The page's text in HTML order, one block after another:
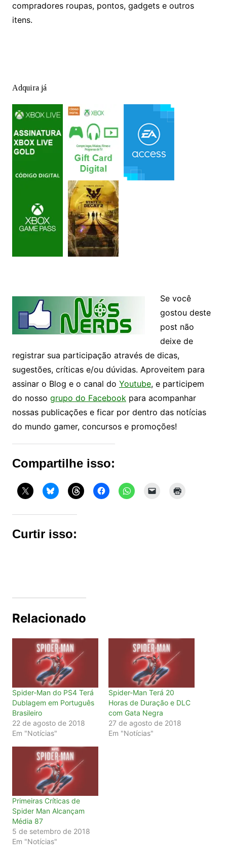
compradores roupas, pontos, gadgets e outros
itens.
Adquira já
Se você
gostou deste
post não
deixe de
registrar sua participação através de dicas,
sugestões, críticas e/ou dúvidas. Aproveitem para
assinar o Blog e o canal do Youtube, e participem
do nosso grupo do Facebookpara acompanhar
nossas publicações e ficar por dentro das notícias
do mundo gamer, concursos e promoções!
Compartilhe isso:
Curtir isso:
Relacionado
Spider-Man do PS4 Terá
Dublagem em Português
Brasileiro
22 de agosto de 2018
Em "Notícias"
Spider-Man Terá 20
Horas de Duração e DLC
com Gata Negra
27 de agosto de 2018
Em "Notícias"
Primeiras Críticas de
Spider Man Alcançam
Média 87
5 de setembro de 2018
Em "Notícias"